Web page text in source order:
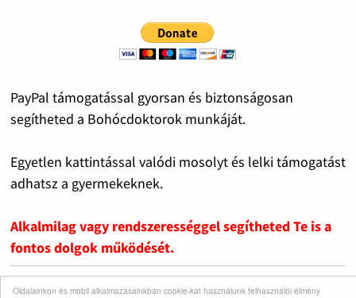
Oldalainkon és mobil alkalmazásainkban cookie-kat használunk felhasználói élmény
PayPal támogatással gyorsan és biztonságosan
segítheted a Bohócdoktorok munkáját.
Egyetlen kattintással valódi mosolyt és lelki támogatást
adhatsz a gyermekeknek.
Alkalmilag vagy rendszerességgel segítheted Te is a
fontos dolgok működését.